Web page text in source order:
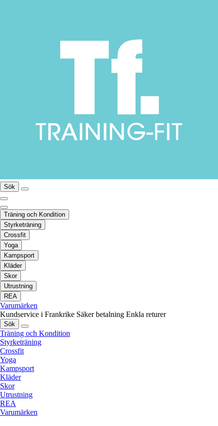
Sök
Träning och Kondition
Styrketräning
Crossfit
Yoga
Kampsport
Kläder
Skor
Utrustning
REA
Varumärken
Kundservice i Frankrike Säker betalning Enkla returer
Sök
Träning och Kondition
Styrketräning
Crossfit
Yoga
Kampsport
Kläder
Skor
Utrustning
REA
Varumärken